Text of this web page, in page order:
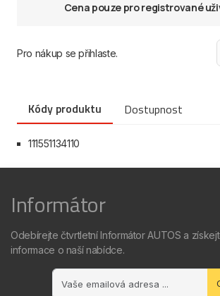
Cena pouze pro registrované
Pro nákup se přihlaste.
Kódy produktu Dostupnost
111551134110
Informátor
Odebírejte čtvrtletní Informátor AUTOS a
informace o naší nabídce.